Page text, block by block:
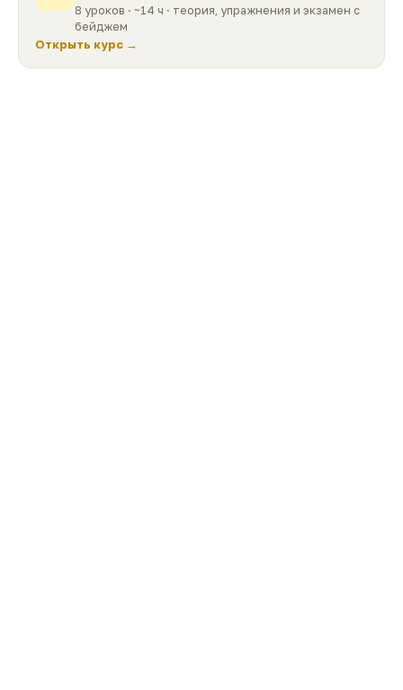
8 уроков · ~14 ч · теория, упражнения и экзамен с
бейджем
Открыть курс →